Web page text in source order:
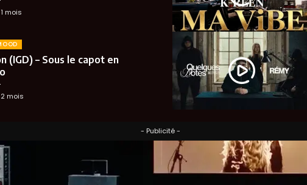
mois
(IGD) – Sous le capot en
mois
- Publicité -